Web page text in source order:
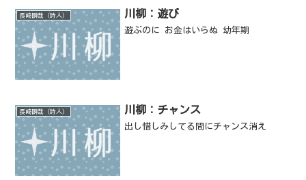
長崎瞬哉（詩人） 川柳：遊び
遊ぶのに お金はいらぬ 幼年期
長崎瞬哉（詩人） 川柳：チャンス
出し惜しみしてる間にチャンス消え